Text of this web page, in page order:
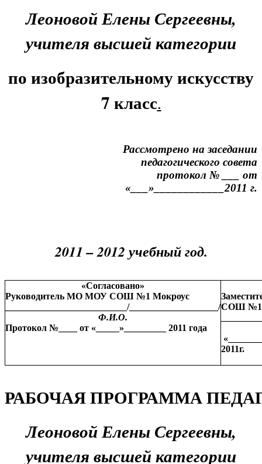
Леоновой Елены Сергеевны,
учителя высшей категории
по изобразительному искусству
7 класс.
Рассмотрено на заседании
педагогического совета
протокол № ___ от
«___»____________2011 г.
2011 – 2012 учебный год.
«Согласовано»
Руководитель МО МОУ СОШ №1 Мокроус
__________________________/___________________/
Ф.И.О.
Протокол №____ от «_____»_________ 2011 года
СОШ №1
2011г.
РАБОЧАЯПРОГРАММА
Леоновой Елены Сергеевны,
учителя высшей категории